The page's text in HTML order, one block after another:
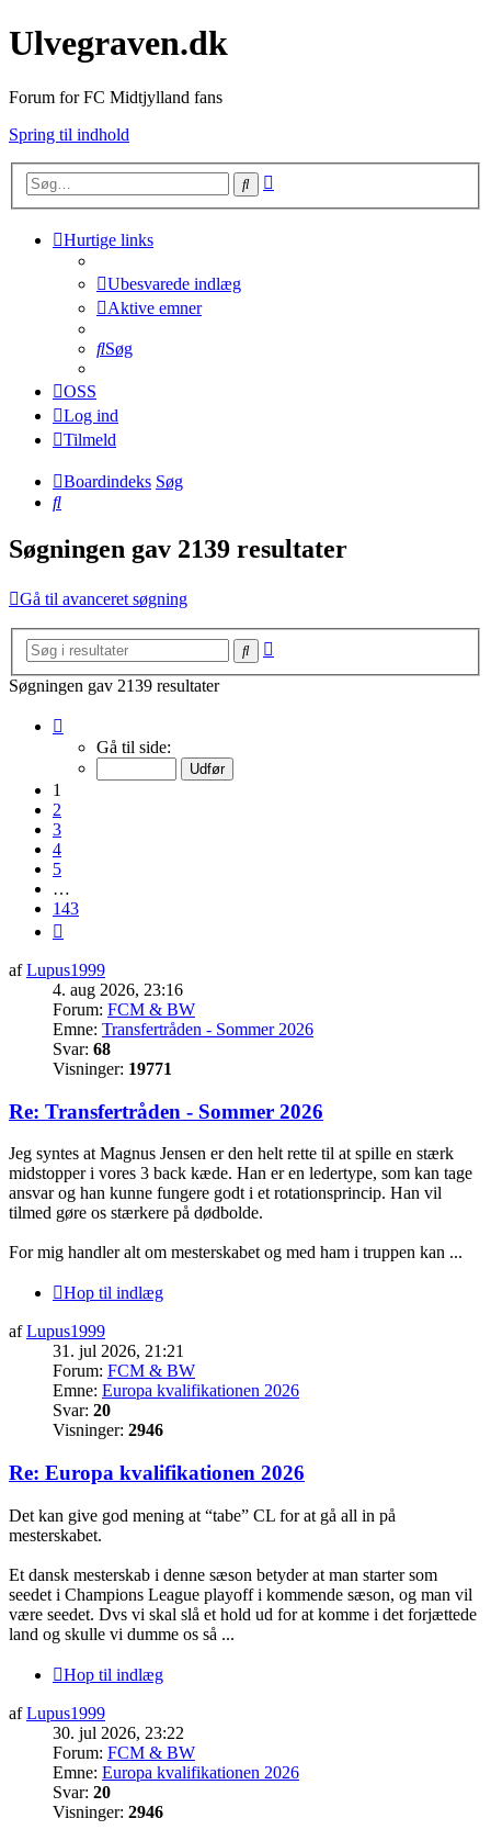
Ulvegraven.dk
Forum for FC Midtjylland fans
Spring til indhold
Søg
Hurtige links
Ubesvarede indlæg
Aktive emner
Søg
OSS
Log ind
Tilmeld
Boardindeks Søg
Søg
Søgningen gav 2139 resultater
Gå til avanceret søgning
Søg
Søgningen gav 2139 resultater
Gå til side:
1
2
3
4
5
…
143
afLupus1999
4. aug 2026, 23:16
Forum: FCM & BW
Emne: Transfertråden - Sommer 2026
Svar: 68
Visninger: 19771
Re: Transfertråden - Sommer 2026
Jeg syntes at Magnus Jensen er den helt rette til at spille en stærk
midstopper i vores 3 back kæde. Han er en ledertype, som kan tage
ansvar og han kunne fungere godt i et rotationsprincip. Han vil
tilmed gøre os stærkere på dødbolde.
For mig handler alt om mesterskabet og med ham i truppen kan ...
Hop til indlæg
afLupus1999
31. jul 2026, 21:21
Forum: FCM & BW
Emne: Europa kvalifikationen 2026
Svar: 20
Visninger: 2946
Re: Europa kvalifikationen 2026
Det kan give god mening at “tabe” CL for at gå all in på
mesterskabet.
Et dansk mesterskab i denne sæson betyder at man starter som
seedet i Champions League playoff i kommende sæson, og man vil
være seedet. Dvs vi skal slå et hold ud for at komme i det forjættede
land og skulle vi dumme os så ...
Hop til indlæg
afLupus1999
30. jul 2026, 23:22
Forum: FCM & BW
Emne: Europa kvalifikationen 2026
Svar: 20
Visninger: 2946